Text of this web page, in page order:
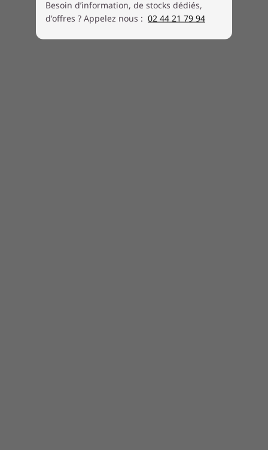
Besoin d’information, de stocks dédiés,
d'offres ? Appelez nous : 02 44 21 79 94